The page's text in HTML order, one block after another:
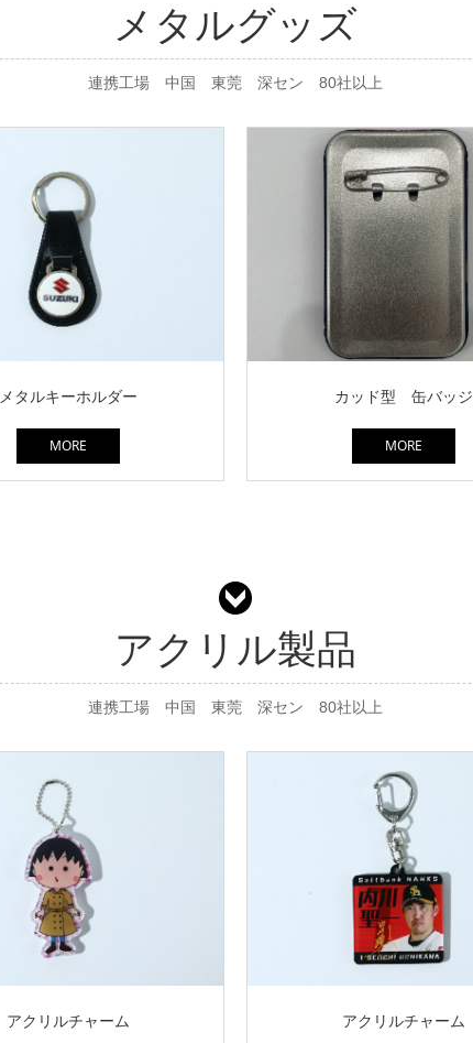
メタルグッズ
連携工場 中国 東莞 深セン 80社以上
メタルキーホルダー
MORE
カッド型 缶バッジ
MORE
アクリル製品
連携工場 中国 東莞 深セン 80社以上
アクリルチャーム アクリルチャーム